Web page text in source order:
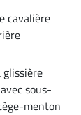
cavalière
sous-
menton